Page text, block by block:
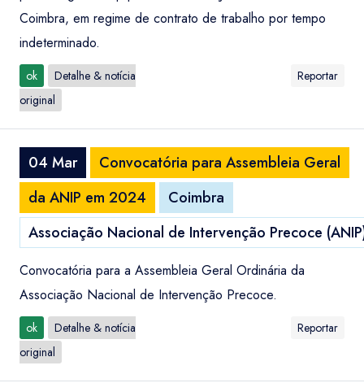
Coimbra, em regime de contrato de trabalho por tempo
indeterminado.
ok
Detalhe & notícia
original
Reportar
04 Mar
Convocatória para Assembleia Geral
da ANIP em 2024
Coimbra
Associação Nacional de Intervenção Precoce
Convocatória para a Assembleia Geral Ordinária da
Associação Nacional de Intervenção Precoce.
ok
Detalhe & notícia
original
Reportar